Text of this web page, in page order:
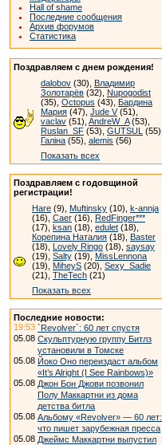
Hall of shame
Последние сообщения
Архив форумов
Статистика
Поздравляем с днем рождения!
dalobov (30), Владимир
Золотарёв (32), Nupogodist
(35), Octopus (43), Бардина
Мария (47), Jude V(51),
vaclav (51), AndreW_A(53),
Ruslan_SF (53), GUTSUL (55),
Галіна (55), alemis (56)
Показать всех
Поздравляем с годовщиной
регистрации!
Hare (9), Muftinsky (10), k-annja
(16), Caer (16), RedFinger***
(17), ksan (18), edulet (18),
Корепина Наталия (18), Baster
(18), Lovely Ringo (18), saysay
(19), Salty (19), MissLennona
(19), MiheyS (20), Sexy_Sadie
(21), TheTech (21)
Показать всех
Последние новости:
19:53 `Revolver`: 60 лет спустя
05.08 Скульптурную группу Битлз
установили в Томске
05.08 Йоко Оно переиздаст альбом
«It’s Alright (I See Rainbows)»
05.08 Джон Бон Джови позвонил
Полу Маккартни из дома
детства битла
05.08 Альбому «Revolver» — 60 лет:
что пишет зарубежная пресса
05.08 Джеймс Маккартни выпустил